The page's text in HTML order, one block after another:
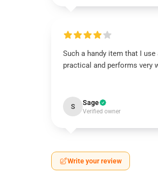
Such a handy item that I use
practical and performs very
S Sage
Verified owner
Write your review